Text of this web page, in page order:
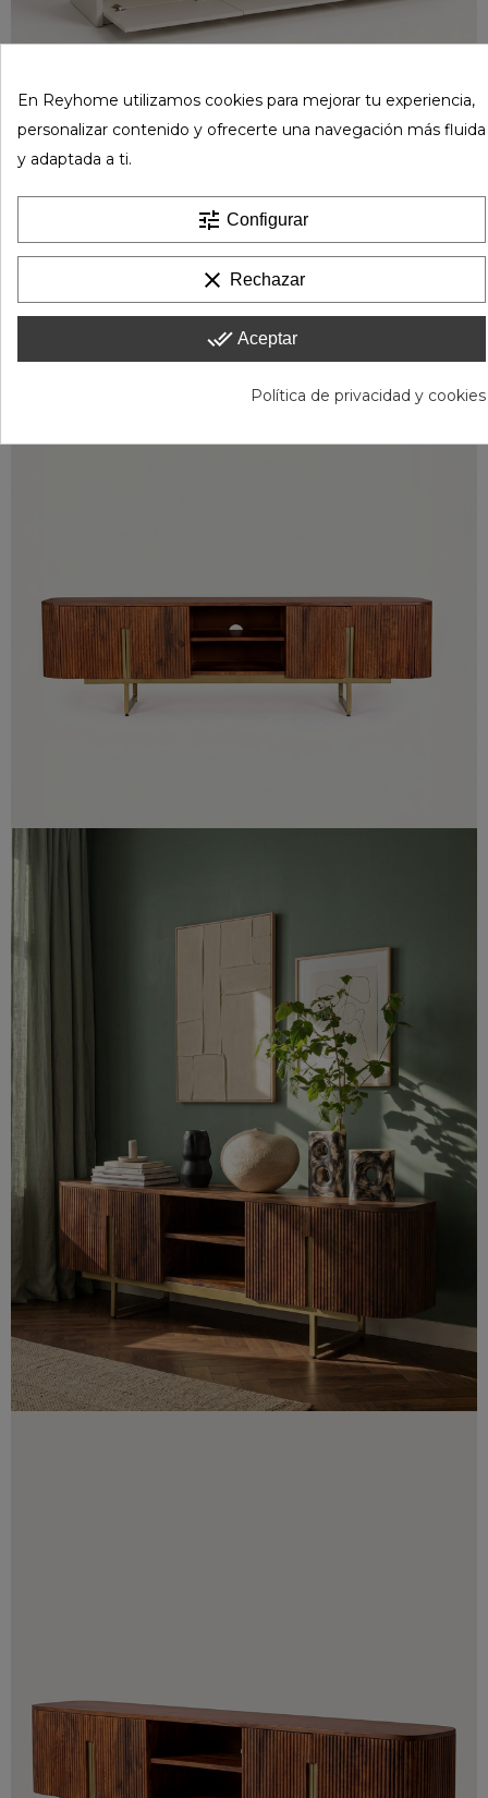
439,00 € 329,25 €
En Reyhome utilizamos cookies para mejorar tu experiencia,
personalizar contenido y ofrecerte una navegación más fluida
y adaptada a ti.
tune Configurar
clear Rechazar
done_all Aceptar
Política de privacidad y cookies